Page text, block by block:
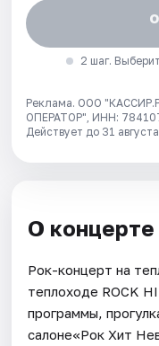
2 шаг.
Реклама. ООО
ОПЕРАТОР", ИНН:
Действует до 31
О концерте
Рок-концерт нa
теплоходе ROCK
программы,
салоне«Рок Хит